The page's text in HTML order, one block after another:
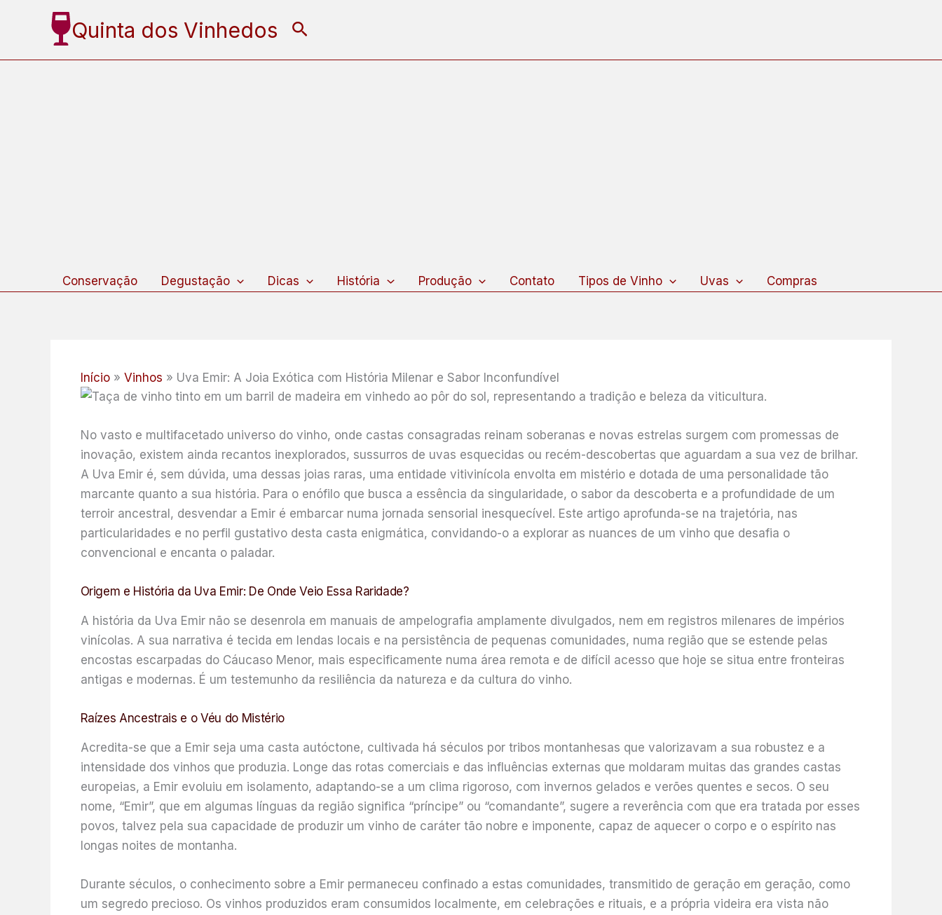
Quinta dos Vinhedos Pesquisar
Conservação Degustação Dicas História Produção Contato Tipos de Vinho Uvas Compras
Início Vinhos Uva Emir: A Joia Exótica com História Milenar e Sabor Inconfundível
No vasto e multifacetado universo do vinho, onde castas consagradas reinam soberanas e novas estrelas surgem com promessas de
inovação, existem ainda recantos inexplorados, sussurros de uvas esquecidas ou recém-descobertas que aguardam a sua vez de brilhar.
A Uva Emir é, sem dúvida, uma dessas joias raras, uma entidade vitivinícola envolta em mistério e dotada de uma personalidade tão
marcante quanto a sua história. Para o enófilo que busca a essência da singularidade, o sabor da descoberta e a profundidade de um
terroir ancestral, desvendar a Emir é embarcar numa jornada sensorial inesquecível. Este artigo aprofunda-se na trajetória, nas
particularidades e no perfil gustativo desta casta enigmática, convidando-o a explorar as nuances de um vinho que desafia o
convencional e encanta o paladar.
Origem e História da Uva Emir: De Onde Veio Essa Raridade?
A história da Uva Emir não se desenrola em manuais de ampelografia amplamente divulgados, nem em registros milenares de impérios
vinícolas. A sua narrativa é tecida em lendas locais e na persistência de pequenas comunidades, numa região que se estende pelas
encostas escarpadas do Cáucaso Menor, mais especificamente numa área remota e de difícil acesso que hoje se situa entre fronteiras
antigas e modernas. É um testemunho da resiliência da natureza e da cultura do vinho.
Raízes Ancestrais e o Véu do Mistério
Acredita-se que a Emir seja uma casta autóctone, cultivada há séculos por tribos montanhesas que valorizavam a sua robustez e a
intensidade dos vinhos que produzia. Longe das rotas comerciais e das influências externas que moldaram muitas das grandes castas
europeias, a Emir evoluiu em isolamento, adaptando-se a um clima rigoroso, com invernos gelados e verões quentes e secos. O seu
nome, “Emir”, que em algumas línguas da região significa “príncipe” ou “comandante”, sugere a reverência com que era tratada por esses
povos, talvez pela sua capacidade de produzir um vinho de caráter tão nobre e imponente, capaz de aquecer o corpo e o espírito nas
longas noites de montanha.
Durante séculos, o conhecimento sobre a Emir permaneceu confinado a estas comunidades, transmitido de geração em geração, como
um segredo precioso. Os vinhos produzidos eram consumidos localmente, em celebrações e rituais, e a própria videira era vista não